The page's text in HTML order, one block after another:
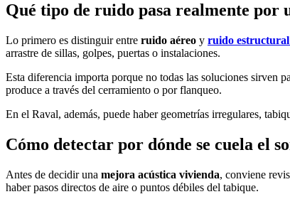
Qué tipo de ruido pasa realmente por
Lo primero es distinguir entre ruido aéreo y ruido
arrastre de sillas, golpes, puertas o instalaciones.
Esta diferencia importa porque no todas las soluciones sirven
produce a través del cerramiento o por flanqueo.
En el Raval, además, puede haber geometrías irregulares,
Cómo detectar por dónde se cuela el
Antes de decidir una mejora acústica vivienda, conviene
haber pasos directos de aire o puntos débiles del tabique.